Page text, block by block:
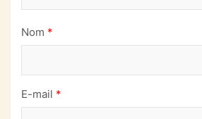
Nom *
E-mail *